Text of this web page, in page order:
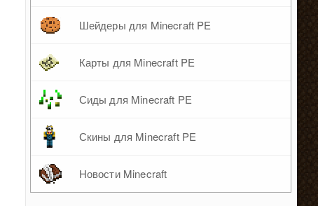
Шейдеры для Minecraft PE
Карты для Minecraft PE
Сиды для Minecraft PE
Скины для Minecraft PE
Новости Minecraft